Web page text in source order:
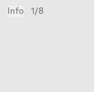
Info 1/8